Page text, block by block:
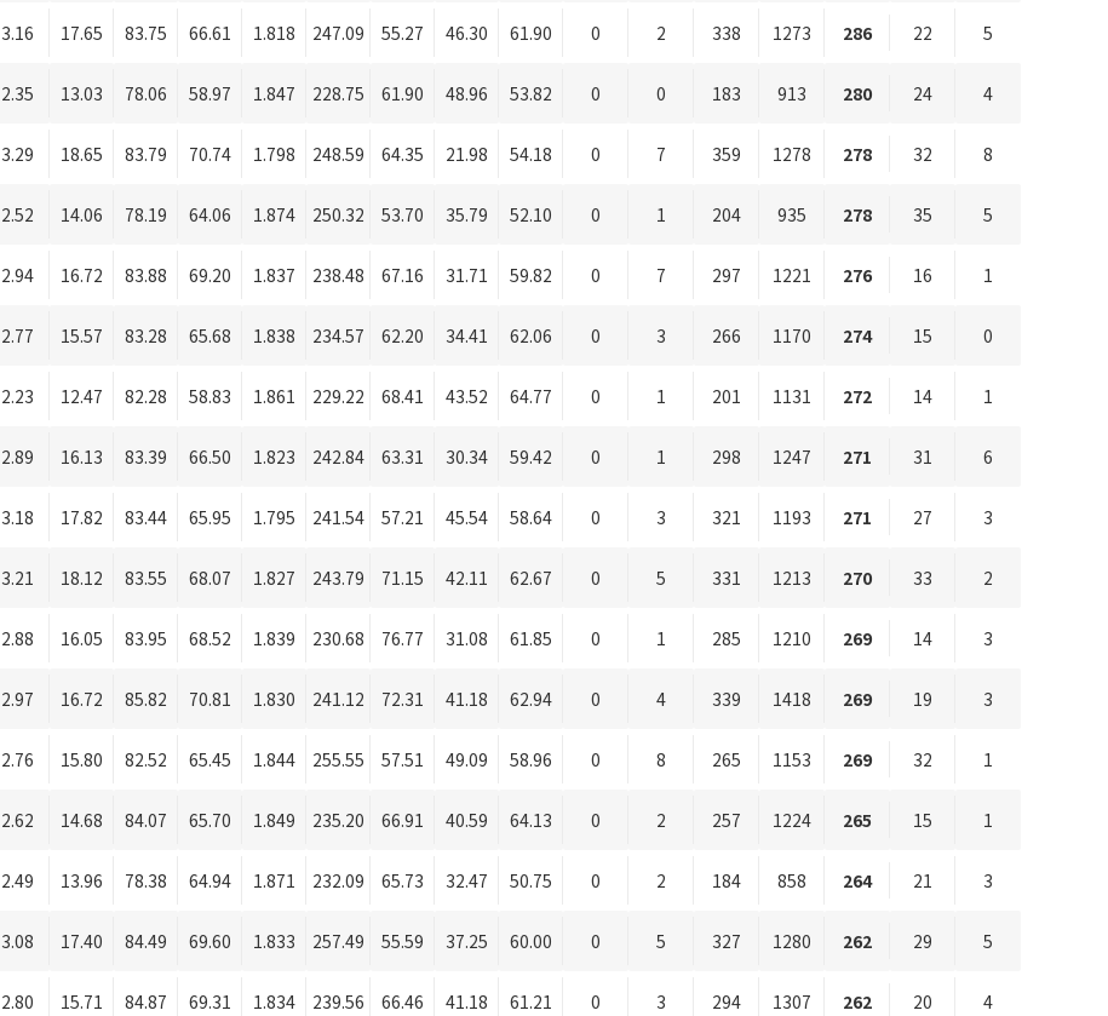
3.16 17.65 83.75 66.61 1.818 247.09 55.27 46.30 61.90 0 2 338 1273 286 22 5
2.35 13.03 78.06 58.97 1.847 228.75 61.90 48.96 53.82 0 0 183 913 280 24 4
3.29 18.65 83.79 70.74 1.798 248.59 64.35 21.98 54.18 0 7 359 1278 278 32 8
2.52 14.06 78.19 64.06 1.874 250.32 53.70 35.79 52.10 0 1 204 935 278 35 5
2.94 16.72 83.88 69.20 1.837 238.48 67.16 31.71 59.82 0 7 297 1221 276 16 1
2.77 15.57 83.28 65.68 1.838 234.57 62.20 34.41 62.06 0 3 266 1170 274 15 0
2.23 12.47 82.28 58.83 1.861 229.22 68.41 43.52 64.77 0 1 201 1131 272 14 1
2.89 16.13 83.39 66.50 1.823 242.84 63.31 30.34 59.42 0 1 298 1247 271 31 6
3.18 17.82 83.44 65.95 1.795 241.54 57.21 45.54 58.64 0 3 321 1193 271 27 3
3.21 18.12 83.55 68.07 1.827 243.79 71.15 42.11 62.67 0 5 331 1213 270 33 2
2.88 16.05 83.95 68.52 1.839 230.68 76.77 31.08 61.85 0 1 285 1210 269 14 3
2.97 16.72 85.82 70.81 1.830 241.12 72.31 41.18 62.94 0 4 339 1418 269 19 3
2.76 15.80 82.52 65.45 1.844 255.55 57.51 49.09 58.96 0 8 265 1153 269 32 1
2.62 14.68 84.07 65.70 1.849 235.20 66.91 40.59 64.13 0 2 257 1224 265 15 1
2.49 13.96 78.38 64.94 1.871 232.09 65.73 32.47 50.75 0 2 184 858 264 21 3
3.08 17.40 84.49 69.60 1.833 257.49 55.59 37.25 60.00 0 5 327 1280 262 29 5
2.80 15.71 84.87 69.31 1.834 239.56 66.46 41.18 61.21 0 3 294 1307 262 20 4